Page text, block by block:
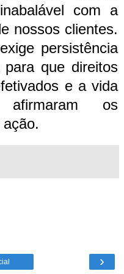
com a
nossos clientes.
persistência
para que direitos
e a vida
afirmaram os
›